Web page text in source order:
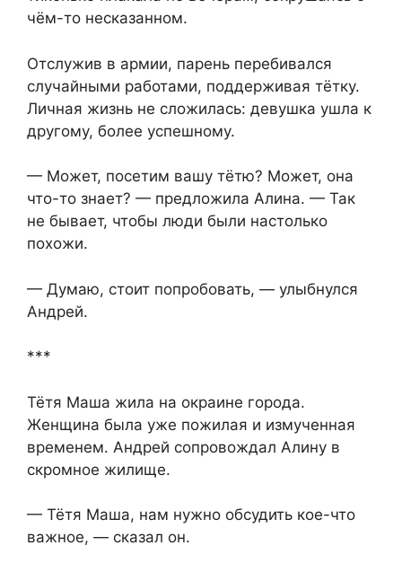
чём-то несказанном.
Отслужив в армии, парень перебивался
случайными работами, поддерживая тётку.
Личная жизнь не сложилась: девушка ушла к
другому, более успешному.
— Может, посетим вашу тётю? Может, она
что-то знает? — предложила Алина. — Так
не бывает, чтобы люди были настолько
похожи.
— Думаю, стоит попробовать, — улыбнулся
Андрей.
***
Тётя Маша жила на окраине города.
Женщина была уже пожилая и измученная
временем. Андрей сопровождал Алину в
скромное жилище.
— Тётя Маша, нам нужно обсудить кое-что
важное, — сказал он.